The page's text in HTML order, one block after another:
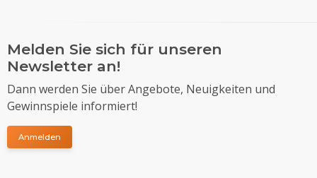
Melden Sie sich für unseren
Newsletter an!
Dann werden Sie über Angebote, Neuigkeiten und
Gewinnspiele informiert!
Anmelden